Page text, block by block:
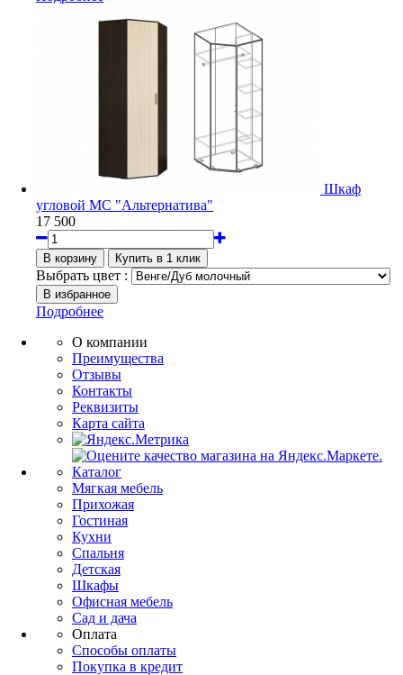
Шкаф
угловой МС "Альтернатива"
17 500
Выбрать цвет :
Подробнее
О компании
Преимущества
Отзывы
Контакты
Реквизиты
Карта сайта
Каталог
Мягкая мебель
Прихожая
Гостиная
Кухни
Спальня
Детская
Шкафы
Офисная мебель
Сад и дача
Оплата
Способы оплаты
Покупка в кредит